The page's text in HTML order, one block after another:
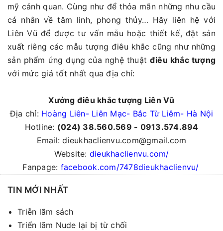
mỹ cảnh quan. Cùng như để thỏa mãn những nhu cầu
cá nhân về tâm linh, phong thủy… Hãy liên hệ với
Liên Vũ để được tư vấn mẫu hoặc thiết kế, đặt sản
xuất riêng các mẫu tượng điêu khắc cũng như những
sản phẩm ứng dụng của nghệ thuật điêu khắc tượng
với mức giá tốt nhất qua địa chỉ:
Xưởng điêu khắc tượng Liên Vũ
Địa chỉ: Hoàng Liên- Liên Mạc- Bắc Từ Liêm- Hà Nội
Hotline: (024) 38.560.569 - 0913.574.894
Email: dieukhaclienvu.com@gmail.com
Website: dieukhaclienvu.com/
Fanpage: facebook.com/7478dieukhaclienvu/
TIN MỚI NHẤT
Triễn lãm sách
Triển lãm Nude lại bị từ chối